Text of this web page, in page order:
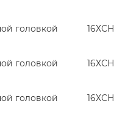
головкой 16ХСН
головкой 16ХСН
головкой 16ХСН